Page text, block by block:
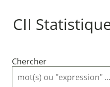
CII
Chercher